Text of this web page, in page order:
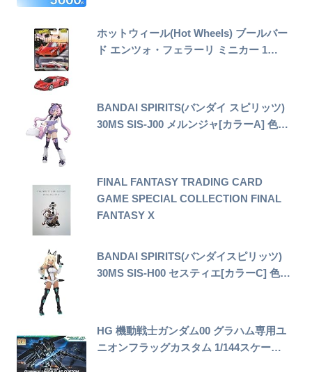
ホットウィール(Hot Wheels) ブールバー
ド エンツォ・フェラーリ ミニカー 1…
BANDAI SPIRITS(バンダイ スピリッツ)
30MS SIS-J00 メルンジャ[カラーA] 色…
FINAL FANTASY TRADING CARD
GAME SPECIAL COLLECTION FINAL
FANTASY X
BANDAI SPIRITS(バンダイスピリッツ)
30MS SIS-H00 セスティエ[カラーC] 色…
HG 機動戦士ガンダム00 グラハム専用ユ
ニオンフラッグカスタム 1/144スケー…